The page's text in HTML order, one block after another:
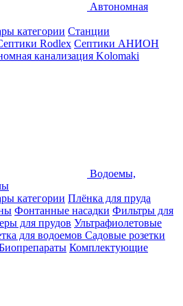
Автономная
категории Станции
Rodlex Септики АНИОН
канализация Kolomaki
Водоемы,
категории Плёнка для пруда
Фонтанные насадки Фильтры для
для прудов Ультрафиолетовые
для водоемов Садовые розетки
Комплектующие